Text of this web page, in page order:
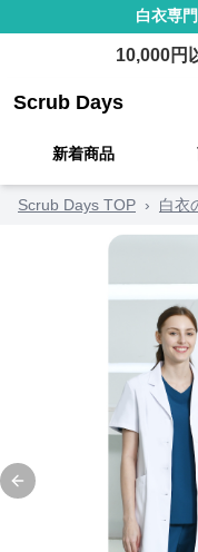
白衣専
10,000円
Scrub Days
新着商品
Scrub Days TOP › 白衣
Previous slide